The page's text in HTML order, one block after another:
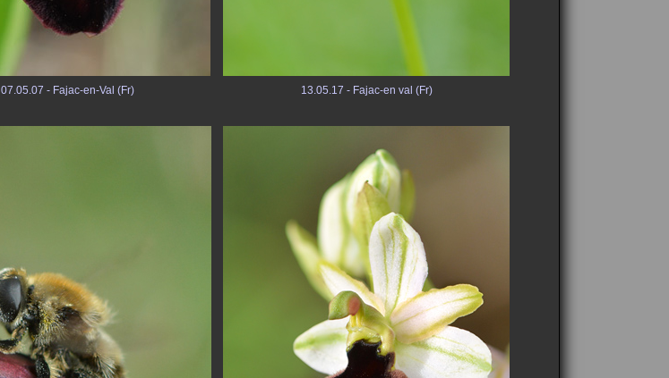
07.05.07 - Fajac-en-Val (Fr) 13.05.17 - Fajac-en val (Fr)